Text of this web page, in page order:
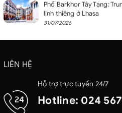
Phố Barkhor Tây Tạng:
linh thiêng ở Lhasa
31/07/2026
LIÊN HỆ
Hỗ trợ trực tuyến 24/7
Hotline: 024